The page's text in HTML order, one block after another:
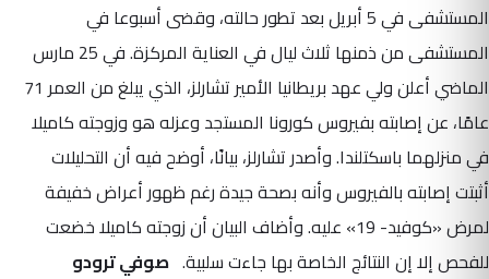
المستشفى في 5 أبريل بعد تطور حالته، وقضى أسبوعا في
المستشفى من ذمنها ثلاث ليال في العناية المركزة. في 25 مارس
الماضي أعلن ولي عهد بريطانيا الأمير تشارلز، الذي يبلغ من العمر 71
عامًا، عن إصابته بفيروس كورونا المستجد وعزله هو وزوجته كاميلا
في منزلهما باسكتلندا. وأصدر تشارلز، بيانًا، أوضح فيه أن التحليلات
أثبتت إصابته بالفيروس وأنه بصحة جيدة رغم ظهور أعراض خفيفة
لمرض «كوفيد- 19» عليه. وأضاف البيان أن زوجته كاميلا خضعت
للفحص إلا إن النتائج الخاصة بها جاءت سلبية. صوفي ترودو